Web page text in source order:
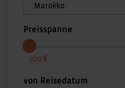
Preisspanne
500
von Reisedatum